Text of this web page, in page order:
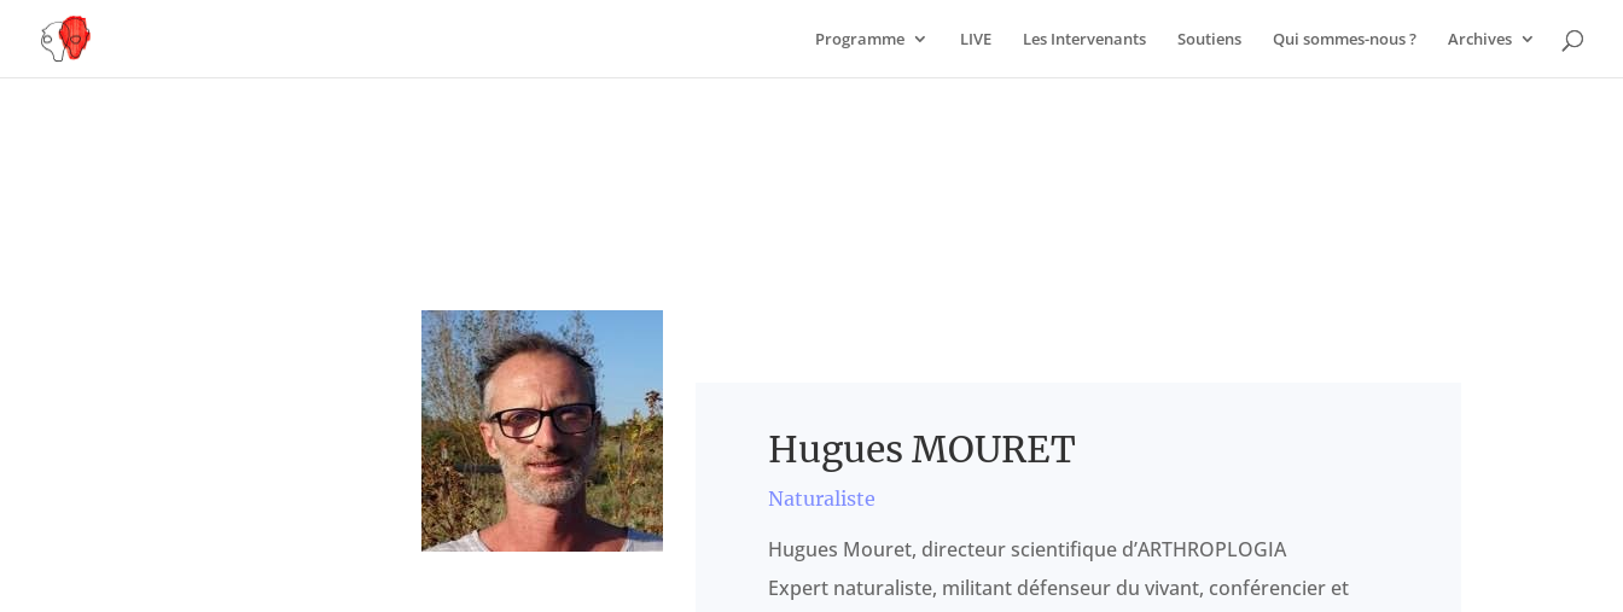
Programme LIVE Les Intervenants Soutiens Qui sommes-nous ? Archives
Hugues MOURET
Naturaliste
Hugues Mouret, directeur scientifique d’ARTHROPLOGIA
Expert naturaliste, militant défenseur du vivant, conférencier et